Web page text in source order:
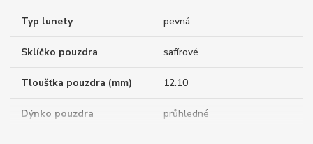
Typ lunety pevná
Sklíčko pouzdra safírové
Tloušťka pouzdra (mm) 12.10
Dýnko pouzdra průhledné